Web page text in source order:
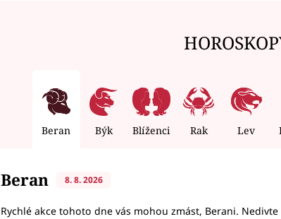
Beran Býk Blíženci Rak Lev
Beran 8. 8. 2026
Rychlé akce tohoto dne vás mohou zmást, Berani.